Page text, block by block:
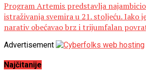
Program Artemis predstavlja
istraživanja svemira u 21. stoljeću. Iako
narativ obećavao brz i trijumfalan
Advertisement
Najčitanije